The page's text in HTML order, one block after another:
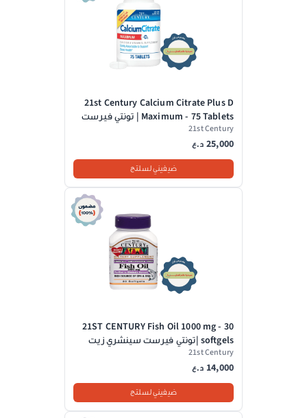
21st Century Calcium Citrate Plus D
Maximum - 75 Tablets | تونتي فيرست
سينشري اقراص سترات الكالسيوم
وفيتامين دال - 75 قرص
21st Century
25,000 د.ع
ضيفيني لسلتج
21ST CENTURY Fish Oil 1000 mg - 30
softgels |تونتي فيرست سينشري زيت
السمك 1000 ملغ - 30 كبسولة جيلاتينية
21st Century
14,000 د.ع
ضيفيني لسلتج